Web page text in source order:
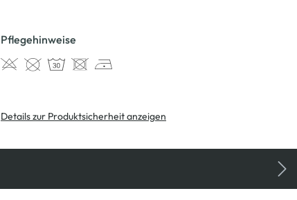
Pflegehinweise
Details zur Produktsicherheit anzeigen